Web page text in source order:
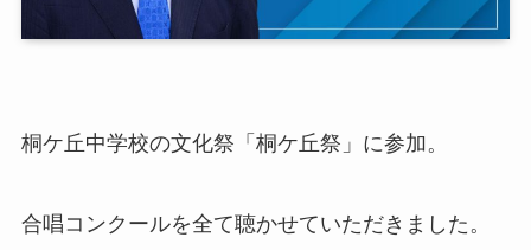
桐ケ丘中学校の文化祭「桐ケ丘祭」に参加。
合唱コンクールを全て聴かせていただきました。